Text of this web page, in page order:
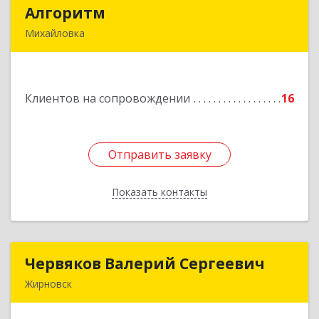
Алгоритм
Михайловка
Клиентов на сопровождении 16
Отправить заявку
Показать контакты
Отправить заявку
Назад
Червяков Валерий Сергеевич
Жирновск
Червяков Валерий Сергеевич